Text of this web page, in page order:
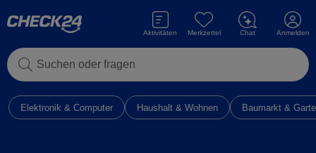
Suchen oder fragen
Aktivitäten Merkzettel Chat Anmelden
Elektronik & Computer Haushalt & Wohnen Baumarkt &